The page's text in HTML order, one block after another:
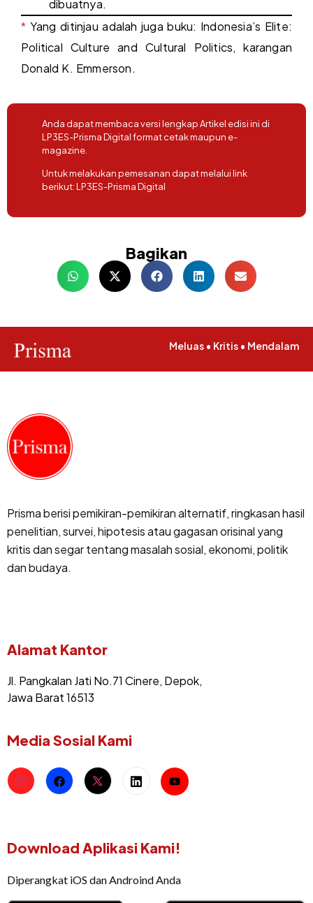
dibuatnya.
* Yang ditinjau adalah juga buku: Indonesia’s Elite:
Political Culture and Cultural Politics, karangan
Donald K. Emmerson.
Anda dapat membaca versi lengkap Artikel edisi ini di
LP3ES-Prisma Digital format cetak maupun e-
magazine.
Untuk melakukan pemesanan dapat melalui link
berikut:LP3ES-Prisma Digital
Bagikan
Meluas • Kritis • Mendalam
Prisma berisi pemikiran-pemikiran alternatif, ringkasan hasil
penelitian, survei, hipotesis atau gagasan orisinal yang
kritis dan segar tentang masalah sosial, ekonomi, politik
dan budaya.
Alamat Kantor
Jl. Pangkalan Jati No.71 Cinere, Depok,
Jawa Barat 16513
Media Sosial Kami
Download Aplikasi Kami!
Diperangkat iOS dan Androind Anda